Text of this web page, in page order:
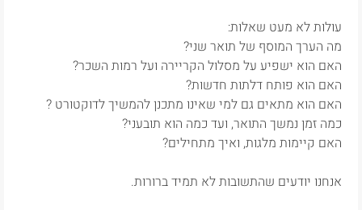
עולות לא מעט שאלות:
מה הערך המוסף של תואר שני?
האם הוא ישפיע על מסלול הקריירה ועל רמות השכר?
האם הוא פותח דלתות חדשות?
האם הוא מתאים גם למי שאינו מתכנן להמשיך לדוקטורט ?
כמה זמן נמשך התואר, ועד כמה הוא תובעני?
האם קיימות מלגות, ואיך מתחילים?
אנחנו יודעים שהתשובות לא תמיד ברורות.